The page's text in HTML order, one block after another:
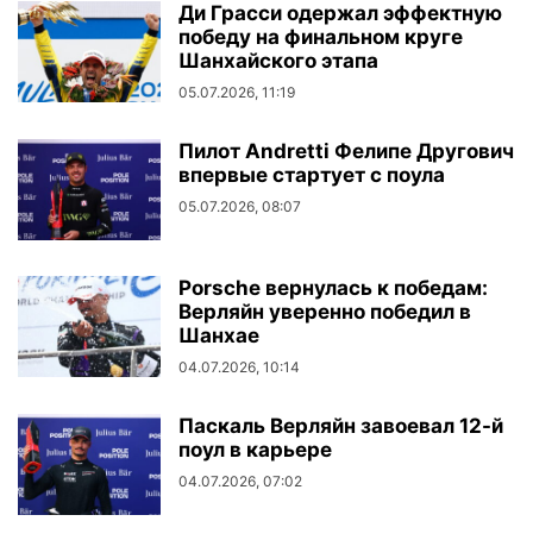
Ди Грасси одержал эффектную
победу на финальном круге
Шанхайского этапа
05.07.2026, 11:19
Пилот Andretti Фелипе Другович
впервые стартует с поула
05.07.2026, 08:07
Porsche вернулась к победам:
Верляйн уверенно победил в
Шанхае
04.07.2026, 10:14
Паскаль Верляйн завоевал 12-й
поул в карьере
04.07.2026, 07:02